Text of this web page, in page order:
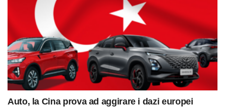
Auto, la Cina prova ad aggirare i dazi europei